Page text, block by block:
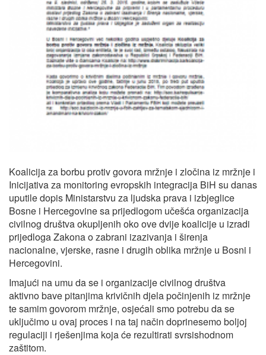
Koalicija za borbu protiv govora mržnje i zločina iz mržnje i
Inicijativa za monitoring evropskih integracija BiH su danas
uputile dopis Ministarstvu za ljudska prava i izbjeglice
Bosne i Hercegovine sa prijedlogom učešća organizacija
civilnog društva okupljenih oko ove dvije koalicije u izradi
prijedloga Zakona o zabrani izazivanja i širenja
nacionalne, vjerske, rasne i drugih oblika mržnje u Bosni i
Hercegovini.
Imajući na umu da se i organizacije civilnog društva
aktivno bave pitanjima krivičnih djela počinjenih iz mržnje
te samim govorom mržnje, osjećali smo potrebu da se
uključimo u ovaj proces i na taj način doprinesemo boljoj
regulaciji i rješenjima koja će rezultirati svrsishodnom
zaštitom.